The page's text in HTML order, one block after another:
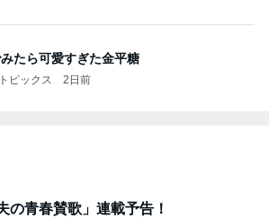
たら可愛すぎた金平糖
ピックス 2日前
の青春賛歌」連載予告！